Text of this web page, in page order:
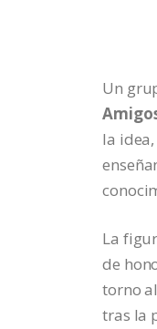
Un
la idea,
La
de
torno
tras la